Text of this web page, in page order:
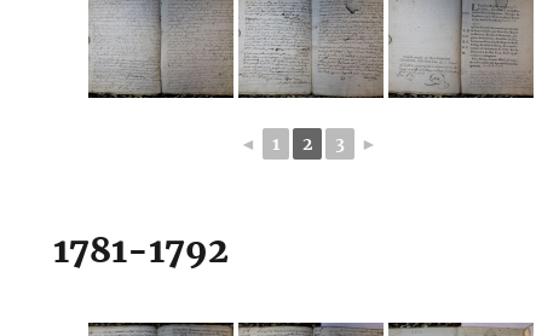
◄ 1 2 3 ►
1781-1792